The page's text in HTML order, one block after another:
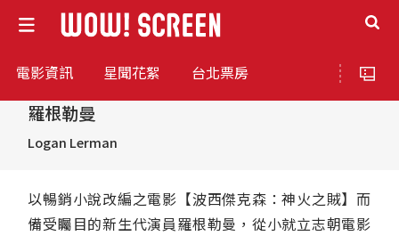
電影資訊 星聞花絮 台北票房
羅根勒曼
Logan Lerman
以暢銷小說改編之電影【波西傑克森：神火之賊】而
備受矚目的新生代演員羅根勒曼，從小就立志朝電影